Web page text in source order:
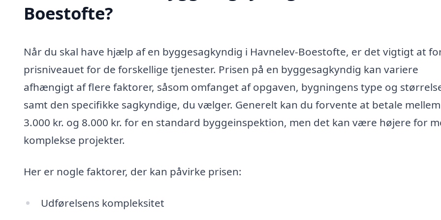
Boestofte?
Når du skal have hjælp af en byggesagkyndig i Havnelev-Boestofte, er det vigtigt at
prisniveauet for de forskellige tjenester. Prisen på en byggesagkyndig kan variere
afhængigt af flere faktorer, såsom omfanget af opgaven, bygningens type og
samt den specifikke sagkyndige, du vælger. Generelt kan du forvente at betale mellem
3.000 kr. og 8.000 kr. for en standard byggeinspektion, men det kan være højere for
komplekse projekter.
Her er nogle faktorer, der kan påvirke prisen:
Udførelsens kompleksitet